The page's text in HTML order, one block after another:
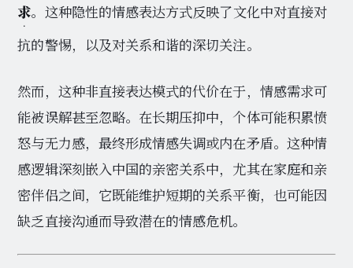
求。这种隐性的情感表达方式反映了文化中对直接对
抗的警惕，以及对关系和谐的深切关注。
然而，这种非直接表达模式的代价在于，情感需求可
能被误解甚至忽略。在长期压抑中，个体可能积累愤
怒与无力感，最终形成情感失调或内在矛盾。这种情
感逻辑深刻嵌入中国的亲密关系中，尤其在家庭和亲
密伴侣之间，它既能维护短期的关系平衡，也可能因
缺乏直接沟通而导致潜在的情感危机。